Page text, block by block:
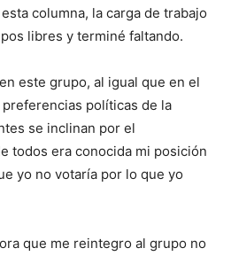
columna, la carga de trabajo
libres y terminé faltando.
este grupo, al igual que en el
políticas de la
se inclinan por el
todos era conocida mi posición
yo no votaría por lo que yo
que me reintegro al grupo no